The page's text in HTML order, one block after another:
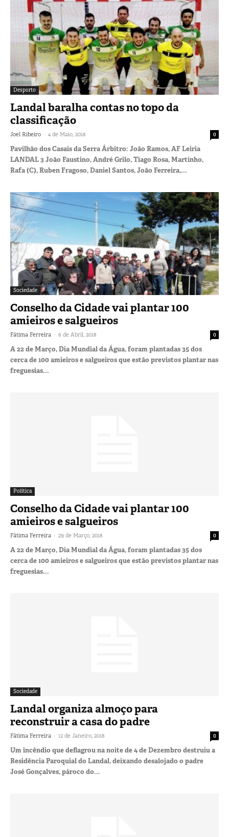
Desporto
Landal baralha contas no topo da
classificação
Joel Ribeiro - 4 de Maio, 2018 0
Pavilhão dos Casais da Serra Árbitro: João Ramos, AF Leiria
LANDAL 3 João Faustino, André Grilo, Tiago Rosa, Martinho,
Rafa (C), Ruben Fragoso, Daniel Santos, João Ferreira,...
Sociedade
Conselho da Cidade vai plantar 100
amieiros e salgueiros
Fátima Ferreira - 6 de Abril, 2018 0
A 22 de Março, Dia Mundial da Água, foram plantadas 35 dos
cerca de 100 amieiros e salgueiros que estão previstos plantar nas
freguesias...
Política
Conselho da Cidade vai plantar 100
amieiros e salgueiros
Fátima Ferreira - 29 de Março, 2018 0
A 22 de Março, Dia Mundial da Água, foram plantadas 35 dos
cerca de 100 amieiros e salgueiros que estão previstos plantar nas
freguesias...
Sociedade
Landal organiza almoço para
reconstruir a casa do padre
Fátima Ferreira - 12 de Janeiro, 2018 0
Um incêndio que deflagrou na noite de 4 de Dezembro destruiu a
Residência Paroquial do Landal, deixando desalojado o padre
José Gonçalves, pároco do...